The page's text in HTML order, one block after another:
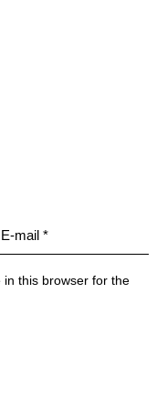
this browser for the